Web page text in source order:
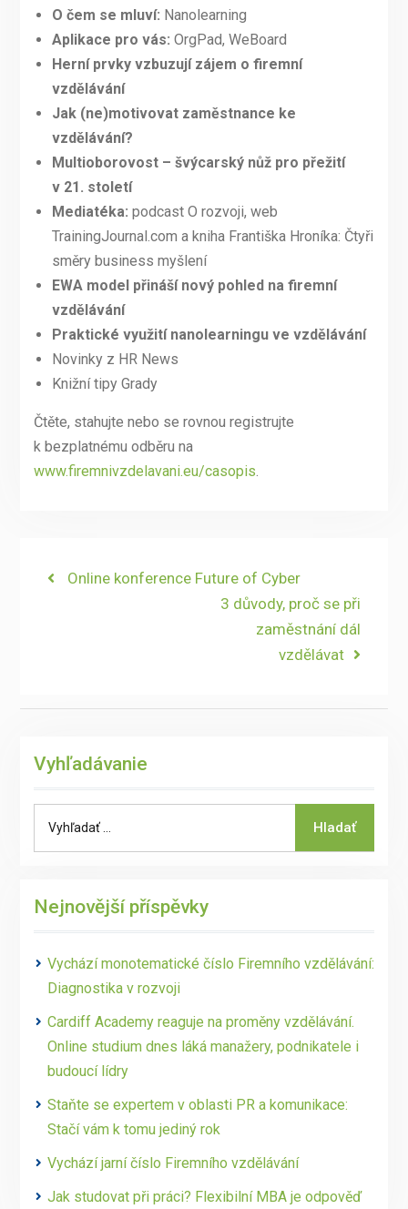
O čem se mluví: Nanolearning
Aplikace pro vás: OrgPad, WeBoard
Herní prvky vzbuzují zájem o firemní
vzdělávání
Jak (ne)motivovat zaměstnance ke
vzdělávání?
Multioborovost – švýcarský nůž pro přežití
v 21. století
Mediatéka: podcast O rozvoji, web
TrainingJournal.com a kniha Františka Hroníka: Čtyři
směry business myšlení
EWA model přináší nový pohled na firemní
vzdělávání
Praktické využití nanolearningu ve vzdělávání
Novinky z HR News
Knižní tipy Grady
Čtěte, stahujte nebo se rovnou registrujte
k bezplatnému odběru na
www.firemnivzdelavani.eu/casopis
Navigace
Previous
Online konference Future of Cyber
Next
3 důvody, proč se při
zaměstnání dál
vzdělávat
Vyhľadávanie
Hladať
Nejnovější příspěvky
Vychází monotematické číslo Firemního vzdělávání:
Diagnostika v rozvoji
Cardiff Academy reaguje na proměny vzdělávání.
Online studium dnes láká manažery, podnikatele i
budoucí lídry
Staňte se expertem v oblasti PR a komunikace:
Stačí vám k tomu jediný rok
Vychází jarní číslo Firemního vzdělávání
Jak studovat při práci? Flexibilní MBA je odpověď